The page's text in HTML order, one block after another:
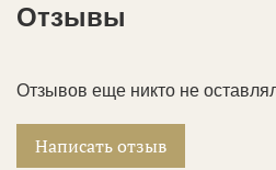
Отзывы
Отзывов еще никто не
Написать отзыв